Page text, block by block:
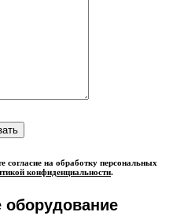
на обработку персональных
конфиденциальности.